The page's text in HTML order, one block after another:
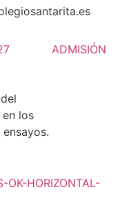
ADMISIÓN
los